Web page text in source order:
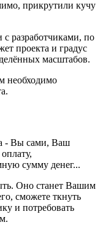
прикрутили кучу
разработчиками, по
проекта и градус
масштабов.
необходимо
- Вы сами, Ваш
сумму денег...
Оно станет Вашим
сможете ткнуть
и потребовать